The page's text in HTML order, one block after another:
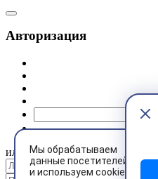
Мы обрабатываем
данные посетителей
и используем cookies
Авторизация
или